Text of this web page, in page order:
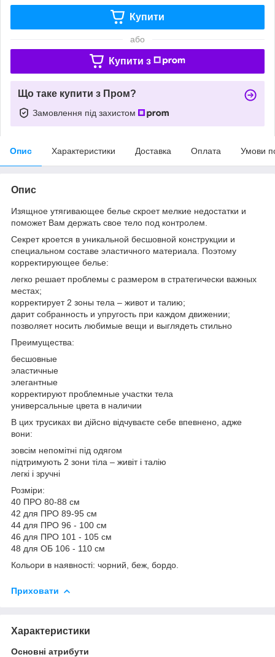
Купити
або
Купити з
Що таке купити з Пром?
Замовлення під захистом
Опис Характеристики Доставка Оплата Умови
Опис
Изящное утягивающее белье скроет мелкие недостатки и
поможет Вам держать свое тело под контролем.
Секрет кроется в уникальной бесшовной конструкции и
специальном составе эластичного материала. Поэтому
корректирующее белье:
легко решает проблемы с размером в стратегически важных
местах;
корректирует 2 зоны тела – живот и талию;
дарит собранность и упругость при каждом движении;
позволяет носить любимые вещи и выглядеть стильно
Преимущества:
бесшовные
эластичные
элегантные
корректируют проблемные участки тела
универсальные цвета в наличии
В цих трусиках ви дійсно відчуваєте себе впевнено, адже
вони:
зовсім непомітні під одягом
підтримують 2 зони тіла – живіт і талію
легкі і зручні
Розміри:
40 ПРО 80-88 см
42 для ПРО 89-95 см
44 для ПРО 96 - 100 см
46 для ПРО 101 - 105 см
48 для ОБ 106 - 110 см
Кольори в наявності: чорний, беж, бордо.
Приховати
Характеристики
Основні атрибути